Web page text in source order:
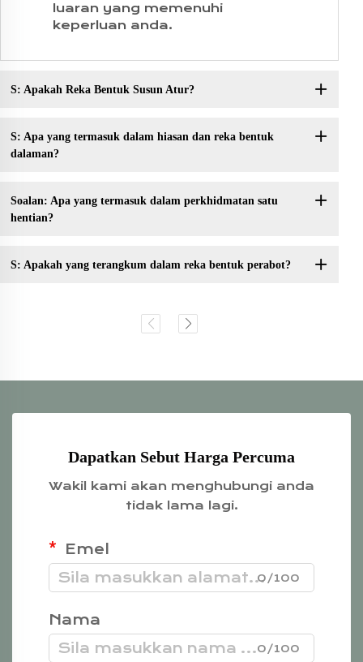
luaran yang memenuhi
keperluan anda.
S: Apakah Reka Bentuk Susun Atur?
S: Apa yang termasuk dalam hiasan dan reka bentuk
dalaman?
Soalan: Apa yang termasuk dalam perkhidmatan satu
hentian?
S: Apakah yang terangkum dalam reka bentuk perabot?
Dapatkan Sebut Harga Percuma
Wakil kami akan menghubungi anda
tidak lama lagi.
Emel
0/100
Nama
0/100